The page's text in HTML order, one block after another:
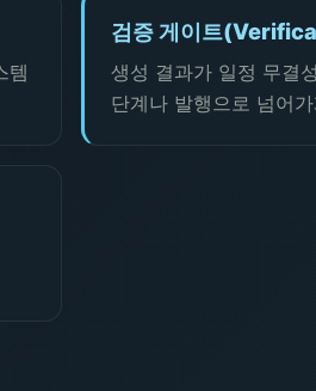
템
검증 게이트
생성 결과가 일정 무결
단계나 발행으로 넘어